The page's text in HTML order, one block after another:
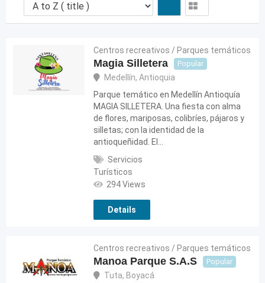
Centros recreativos / Parques temáticos
Magia Silletera Popular
Medellín, Antioquia
Parque temático en Medellín Antioquía
MAGIA SILLETERA. Una fiesta con alma
de flores, mariposas, colibríes, pájaros y
silletas; con la identidad de la
antioqueñidad. El…
Servicios
Turísticos
294 Views
Details
Centros recreativos / Parques temáticos
Manoa Parque S.A.S Popular
Tuta, Boyacá